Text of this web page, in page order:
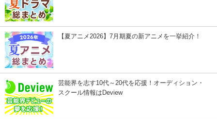
【夏アニメ2026】7月期夏の新アニメを一挙紹介！
芸能界を志す10代～20代を応援！オーディション・
スクール情報はDeview